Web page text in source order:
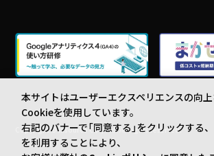
本サイトはユーザーエクスペリエンスの向上
Cookieを使用しています。
右記のバナーで「同意する」をクリックする
を利用することにより、
Copyright © Insource Co., Ltd. All rights reserved.